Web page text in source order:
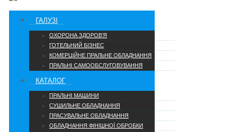
ГАЛУЗІ
ОХОРОНА ЗДОРОВ’Я
ГОТЕЛЬНИЙ БІЗНЕС
КОМЕРЦІЙНЕ ПРАЛЬНЕ ОБЛАДНАННЯ
ПРАЛЬНІ САМООБСЛУГОВУВАННЯ
КАТАЛОГ
ПРАЛЬНІ МАШИНИ
СУШИЛЬНЕ ОБЛАДНАННЯ
ПРАСУВАЛЬНЕ ОБЛАДНАННЯ
ОБЛАДНАННЯ ФІНІШНОЇ ОБРОБКИ